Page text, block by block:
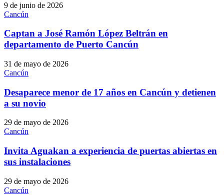
9 de junio de 2026
Cancún
Captan a José Ramón López Beltrán en
departamento de Puerto Cancún
31 de mayo de 2026
Cancún
Desaparece menor de 17 años en Cancún y detienen
a su novio
29 de mayo de 2026
Cancún
Invita Aguakan a experiencia de puertas abiertas en
sus instalaciones
29 de mayo de 2026
Cancún